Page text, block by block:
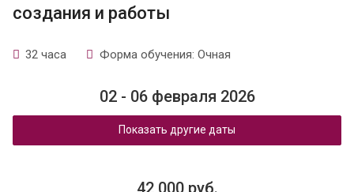
создания и работы
32 часа Форма обучения: Очная
02 - 06 февраля 2026
Показать другие даты
42 000 руб.